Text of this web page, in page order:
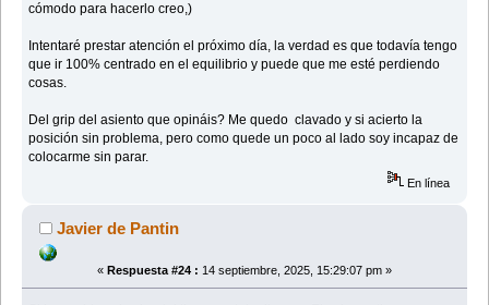
cómodo para hacerlo creo,)
Intentaré prestar atención el próximo día, la verdad es que todavía tengo
que ir 100% centrado en el equilibrio y puede que me esté perdiendo
cosas.
Del grip del asiento que opináis? Me quedo clavado y si acierto la
posición sin problema, pero como quede un poco al lado soy incapaz de
colocarme sin parar.
En línea
Javier de Pantin
« Respuesta #24 : 14 septiembre, 2025, 15:29:07 pm »